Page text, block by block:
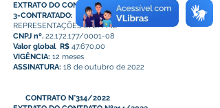
EXTRATO DO CONTRATO Nº315/2022
3-CONTRATADO:
MS SERVIÇO, COMERCIO E
REPRESENTAÇÕES LTDA-ME
CNPJ nº. 22.172.177/0001-08
Valor global R$ 47.670,00
VIGÊNCIA: 12 meses
ASSINATURA: 18 de outubro de 2022
CONTRATO N°314/2022